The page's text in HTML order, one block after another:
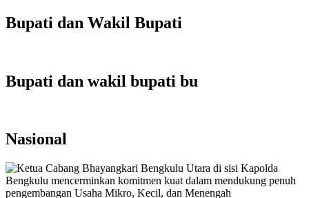
Bupati dan Wakil Bupati
Bupati dan wakil bupati bu
Nasional